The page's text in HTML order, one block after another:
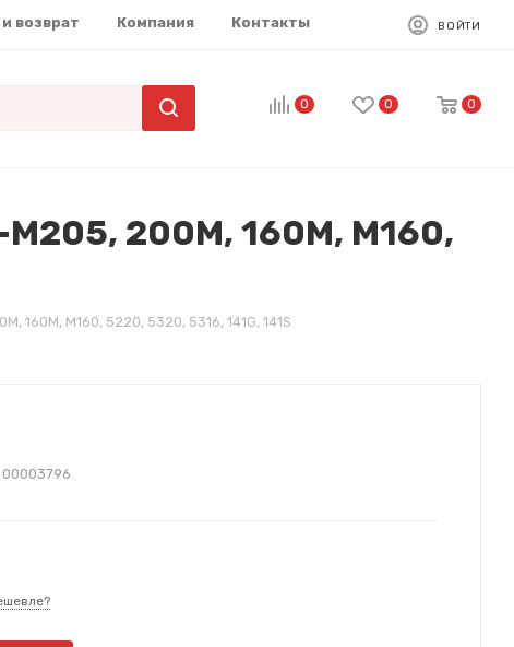
возврат Компания Контакты ВОЙТИ
0 0 0
200M, 160M, M160,
160M, M160, 5220, 5320, 5316, 141G, 141S
00003796